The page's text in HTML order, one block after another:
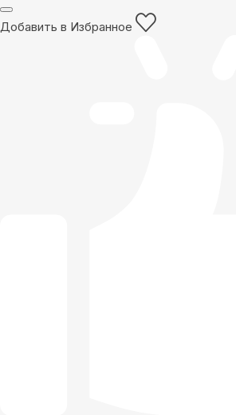
Добавить в Избранное